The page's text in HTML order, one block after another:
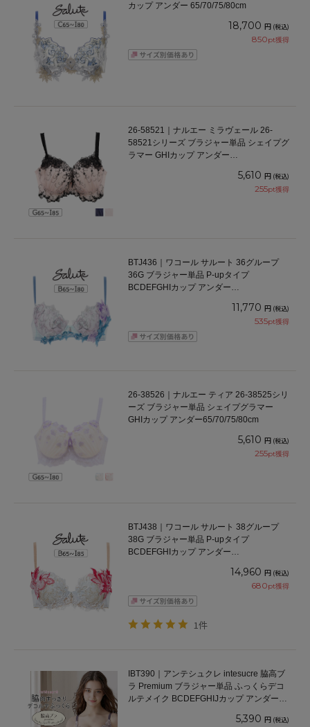
カップ アンダー 65/70/75/80cm
18,700 円 (税込)
850pt獲得
26-58521｜ナルエー ミラヴェール 26-
58521シリーズ ブラジャー単品 シェイプグ
ラマー GHIカップ アンダー
5,610 円 (税込)
255pt獲得
BTJ436｜ワコール サルート 36グループ
36G ブラジャー単品 P-upタイプ
BCDEFGHIカップ アンダー
11,770 円 (税込)
535pt獲得
26-38526｜ナルエー ティア 26-38525シリ
ーズ ブラジャー単品 シェイプグラマー
GHIカップ アンダー65/70/75/80cm
5,610 円 (税込)
255pt獲得
BTJ438｜ワコール サルート 38グループ
38G ブラジャー単品 P-upタイプ
BCDEFGHIカップ アンダー
14,960 円 (税込)
680pt獲得
1件
IBT390｜アンテシュクレ intesucre 脇高ブ
ラ Premium ブラジャー単品 ふっくらデコ
ルテメイク BCDEFGHIJカップ アンダー
5,390 円 (税込)